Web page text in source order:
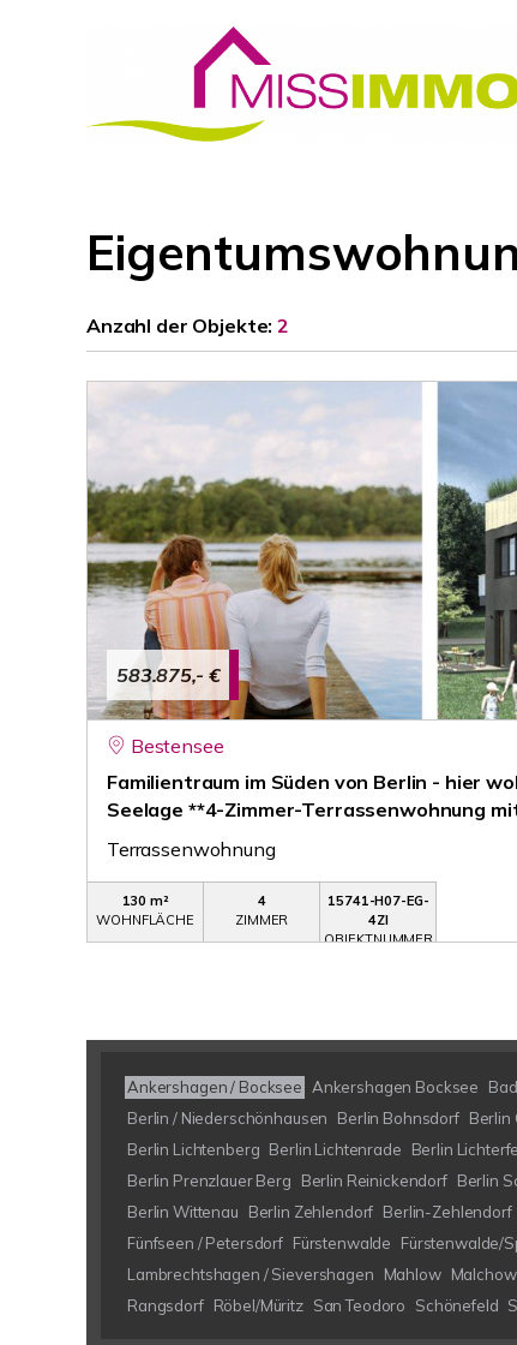
Anzahl der Objekte:2
583.875,- €
Bestensee
Familientraum im Süden von Berlin - hier
Seelage **4-Zimmer-Terrassenwohnung
Terrassenwohnung
130 m²
WOHNFLÄCHE
4
ZIMMER
15741-H07-EG-
4ZI
OBJEKTNUMMER
Ankershagen / Bocksee Ankershagen Bocksee
Berlin / Niederschönhausen
Berlin Bohnsdorf Berlin
Berlin Lichtenberg Berlin Lichtenrade Berlin
Berlin Prenzlauer Berg
Berlin Reinickendorf Berlin
Berlin Wittenau
Berlin Zehlendorf Berlin-Zehlendorf
Fünfseen / Petersdorf Fürstenwalde Fürstenwalde/
Lambrechtshagen / Sievershagen
Mahlow Malchow
Rangsdorf Röbel/Müritz San Teodoro Schönefeld